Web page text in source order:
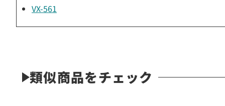
VX-561
類似商品をチェック